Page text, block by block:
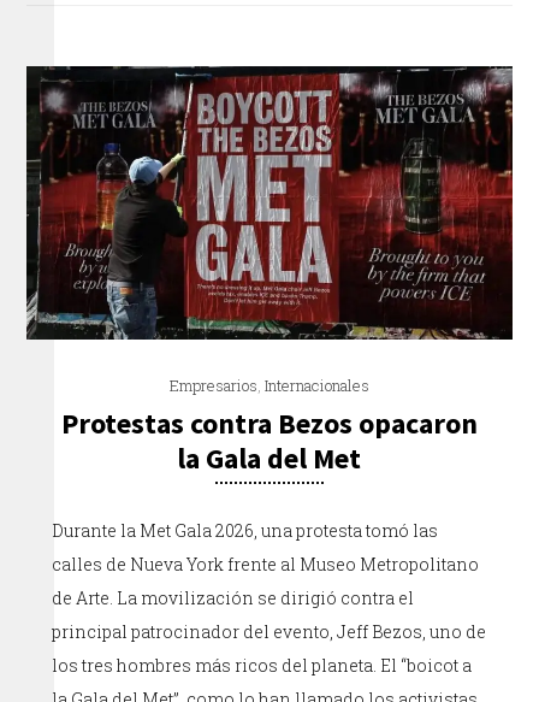
Empresarios, Internacionales
Protestas contra Bezos opacaron
la Gala del Met
Durante la Met Gala 2026, una protesta tomó las
calles de Nueva York frente al Museo Metropolitano
de Arte. La movilización se dirigió contra el
principal patrocinador del evento, Jeff Bezos, uno de
los tres hombres más ricos del planeta. El “boicot a